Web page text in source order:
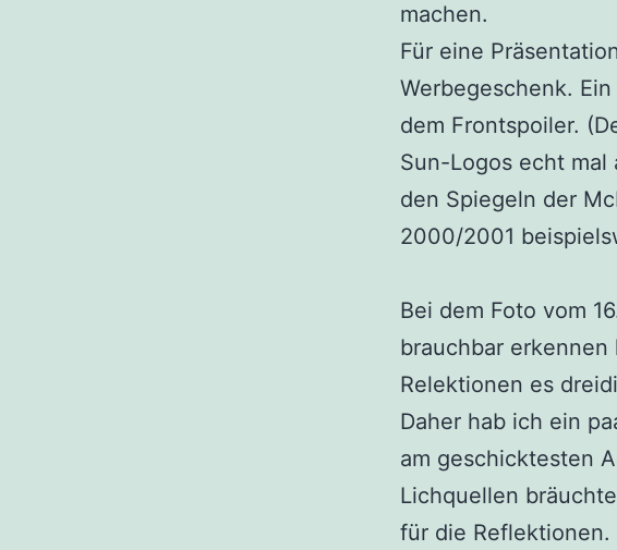
machen.
Für eine
Werbegeschenk.
dem Frontspoiler.
Sun-Logos echt
den Spiegeln der
2000/2001
Bei dem Foto vom
brauchbar
Relektionen es
Daher hab ich ein
am geschicktesten
Lichquellen
für die Reflektionen.